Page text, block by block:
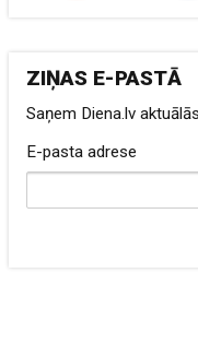
ZIŅAS E-PASTĀ
Saņem Diena.lv
E-pasta adrese